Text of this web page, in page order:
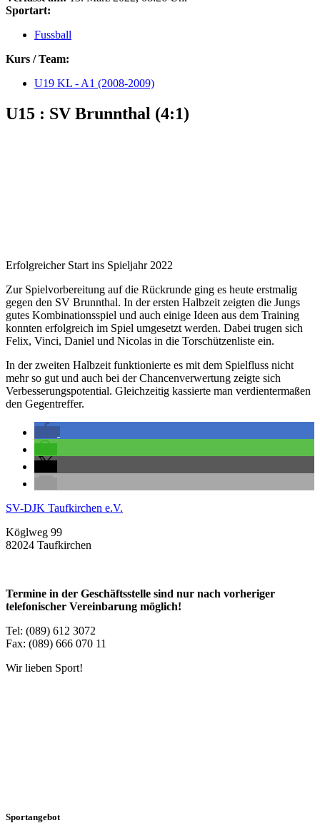
Sportart:
Fussball
Kurs / Team:
U19 KL - A1 (2008-2009)
U15 : SV Brunnthal (4:1)
Erfolgreicher Start ins Spieljahr 2022
Zur Spielvorbereitung auf die Rückrunde ging es heute erstmalig
gegen den SV Brunnthal. In der ersten Halbzeit zeigten die Jungs
gutes Kombinationsspiel und auch einige Ideen aus dem Training
konnten erfolgreich im Spiel umgesetzt werden. Dabei trugen sich
Felix, Vinci, Daniel und Nicolas in die Torschützenliste ein.
In der zweiten Halbzeit funktionierte es mit dem Spielfluss nicht
mehr so gut und auch bei der Chancenverwertung zeigte sich
Verbesserungspotential. Gleichzeitig kassierte man verdientermaßen
den Gegentreffer.
SV-DJK Taufkirchen e.V.
Köglweg 99
82024 Taufkirchen
Termine in der Geschäftsstelle sind nur nach vorheriger
telefonischer Vereinbarung möglich!
Tel: (089) 612 3072
Fax: (089) 666 070 11
Wir lieben Sport!
Sportangebot